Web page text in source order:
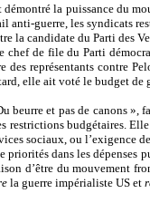
la puissance du
anti-guerre, les syndicats
la candidate du Parti des
chef de file du Parti
des représentants contre
elle ait voté le budget de
beurre et pas de canons
restrictions budgétaires.
sociaux, ou l’exigence
priorités dans les
d’être du mouvement
la guerre impérialiste US et